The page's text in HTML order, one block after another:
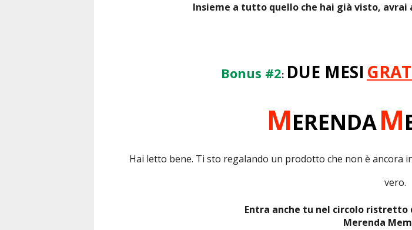
Insieme a tutto quello che hai già visto,
Bonus #2: DUE MESI
MERENDAM
Hai letto bene. Ti sto regalando un prodotto che non è ancora
vero.
Entra anche tu nel circolo ristretto
Merenda